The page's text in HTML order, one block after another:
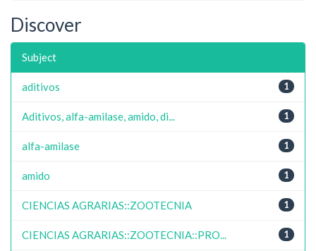
Discover
Subject
1
aditivos
1
Aditivos, alfa-amilase, amido, di...
1
alfa-amilase
1
amido
1
CIENCIAS AGRARIAS::ZOOTECNIA
1
CIENCIAS AGRARIAS::ZOOTECNIA::PRO...